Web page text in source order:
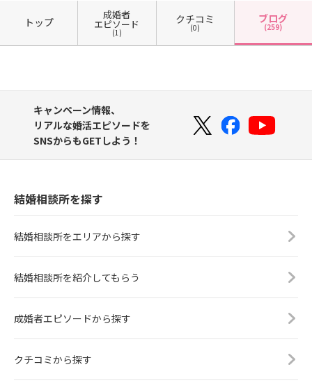
トップ
成婚者
エピソード
(1)
クチコミ
(0)
ブログ
(259)
キャンペーン情報、
リアルな婚活エピソードを
SNSからもGETしよう！
結婚相談所を探す
結婚相談所をエリアから探す
結婚相談所を紹介してもらう
成婚者エピソードから探す
クチコミから探す